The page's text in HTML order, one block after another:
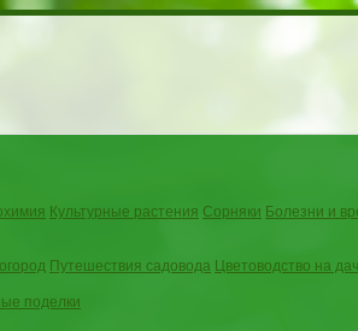
Культурные растения Сорняки Болезни и
Путешествия садовода Цветоводство на
поделки